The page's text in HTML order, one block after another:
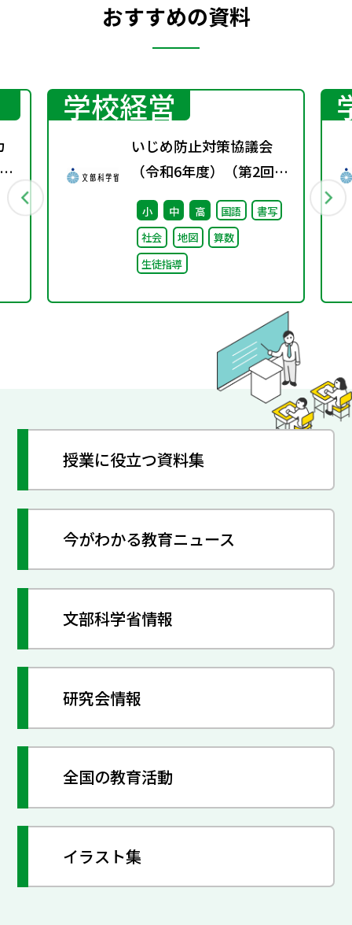
おすすめの資料
学校経営
いじめ防止対策協議会
（令和6年度）（第2回）
配付資料
小 中 高 国語
書写
社会
地図
算数
生徒指導
授業に役立つ資料集
今がわかる教育ニュース
文部科学省情報
研究会情報
全国の教育活動
イラスト集